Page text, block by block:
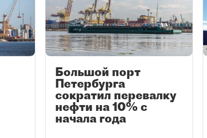
Большой порт
Петербурга
сократил перевалку
нефти на 10% с
начала года